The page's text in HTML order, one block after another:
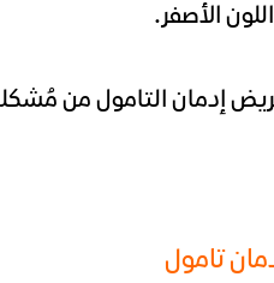
الأصفر.
إدمان التامول من
تامول